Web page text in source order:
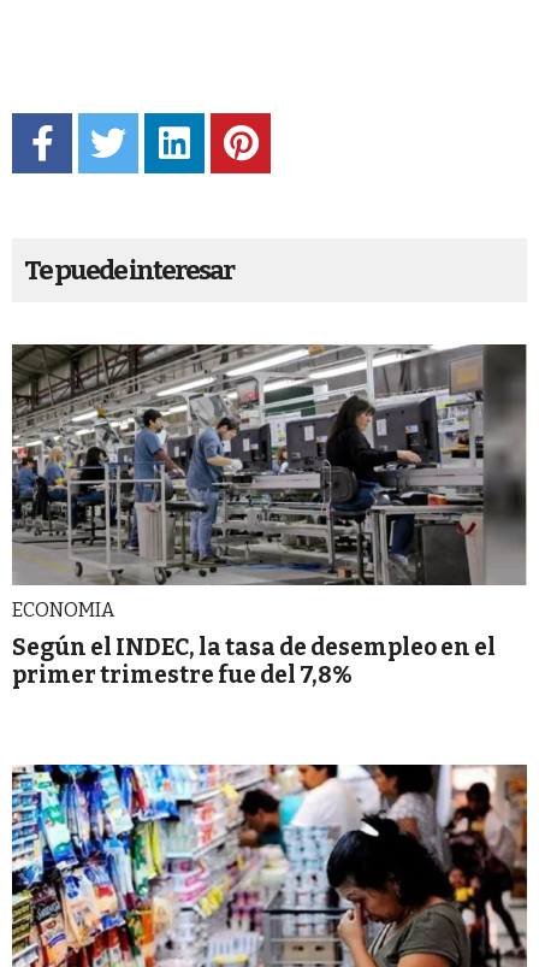
Te puede interesar
ECONOMIA
Según el INDEC, la tasa de desempleo en el
primer trimestre fue del 7,8%